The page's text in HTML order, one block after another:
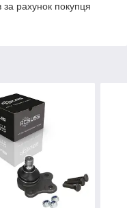
рахунок покупця